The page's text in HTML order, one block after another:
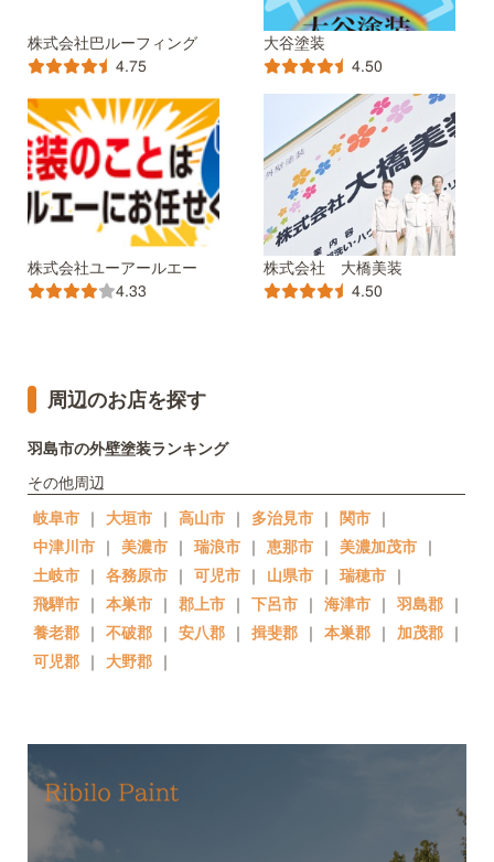
株式会社巴ルーフィング
4.75
大谷塗装
4.50
株式会社ユーアールエー
4.33
株式会社 大橋美装
4.50
周辺のお店を探す
羽島市の外壁塗装ランキング
その他周辺
岐阜市 ｜ 大垣市 ｜ 高山市 ｜ 多治見市 ｜ 関市 ｜
中津川市 ｜ 美濃市 ｜ 瑞浪市 ｜ 恵那市 ｜ 美濃加茂市 ｜
土岐市 ｜ 各務原市 ｜ 可児市 ｜ 山県市 ｜ 瑞穂市 ｜
飛騨市 ｜ 本巣市 ｜ 郡上市 ｜ 下呂市 ｜ 海津市 ｜ 羽島郡 ｜
養老郡 ｜ 不破郡 ｜ 安八郡 ｜ 揖斐郡 ｜ 本巣郡 ｜ 加茂郡 ｜
可児郡 ｜ 大野郡 ｜